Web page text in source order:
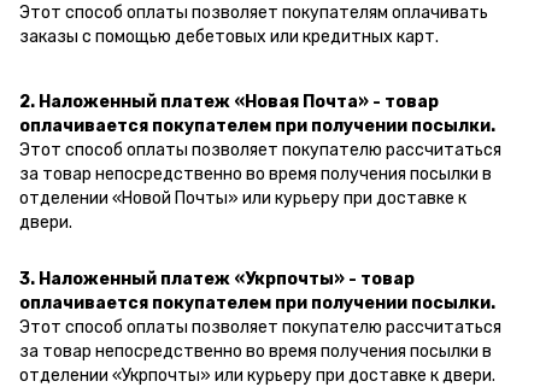
Этот способ оплаты позволяет покупателям оплачивать
заказы с помощью дебетовых или кредитных карт.
2. Наложенный платеж «Новая Почта» - товар
оплачивается покупателем при получении посылки.
Этот способ оплаты позволяет покупателю рассчитаться
за товар непосредственно во время получения посылки в
отделении «Новой Почты» или курьеру при доставке к
двери.
3. Наложенный платеж «Укрпочты» - товар
оплачивается покупателем при получении посылки.
Этот способ оплаты позволяет покупателю рассчитаться
за товар непосредственно во время получения посылки в
отделении «Укрпочты» или курьеру при доставке к двери.